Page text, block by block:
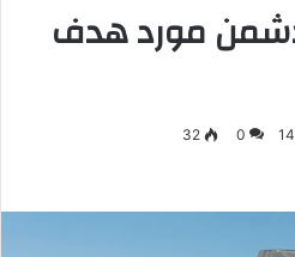
اف ۱۵ دشمن مورد هدف
0
32